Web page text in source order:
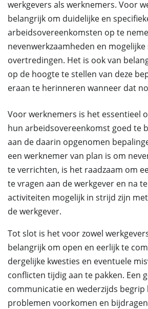
werkgevers als werknemers. Voor
belangrijk om duidelijke en
arbeidsovereenkomsten op te
nevenwerkzaamheden en
overtredingen. Het is ook van
op de hoogte te stellen van deze
eraan te herinneren wanneer dat
Voor werknemers is het essentieel
hun arbeidsovereenkomst goed te
aan de daarin opgenomen
een werknemer van plan is om
te verrichten, is het raadzaam om
te vragen aan de werkgever en na
activiteiten mogelijk in strijd zijn
de werkgever.
Tot slot is het voor zowel
belangrijk om open en eerlijk te
dergelijke kwesties en eventuele
conflicten tijdig aan te pakken. Een
communicatie en wederzijds begrip
problemen voorkomen en